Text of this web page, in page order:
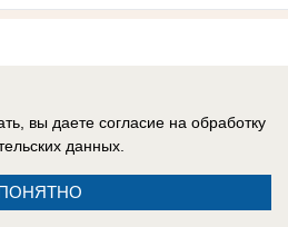
о достигнутых
США по поставкам
признался, что просил
вы даете согласие на обработку
данных.